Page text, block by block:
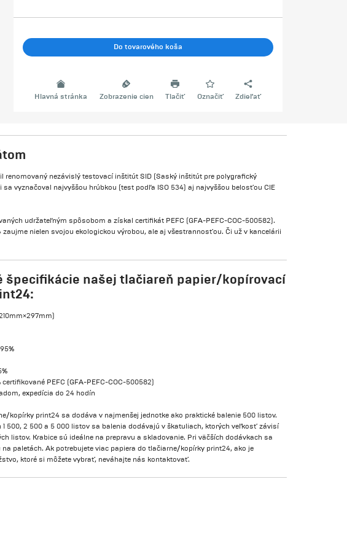
Do tovarového koša
Hlavná stránka Zobrazenie cien Tlačiť Označiť Zdieľať
nezávislý testovací inštitút SID (Saský inštitút pre polygrafický
vyznačoval najvyššou hrúbkou (test podľa ISO 534) aj najvyššou belosťou CIE
udržateľným spôsobom a získal certifikát PEFC (GFA-PEFC-COC-500582).
nielen svojou ekologickou výrobou, ale aj všestrannosťou. Či už v kancelárii
špecifikácie našej tlačiareň papier/kopírovací
certifikované PEFC (GFA-PEFC-COC-500582)
expedícia do 24 hodín
kopírky print24 sa dodáva v najmenšej jednotke ako praktické balenie 500 listov.
1 500, 2 500 a 5 000 listov sa balenia dodávajú v škatuliach, ktorých veľkosť závisí
listov. Krabice sú ideálne na prepravu a skladovanie. Pri väčších dodávkach sa
na paletách. Ak potrebujete viac papiera do tlačiarne/kopírky print24, ako je
ktoré si môžete vybrať, neváhajte nás kontaktovať.